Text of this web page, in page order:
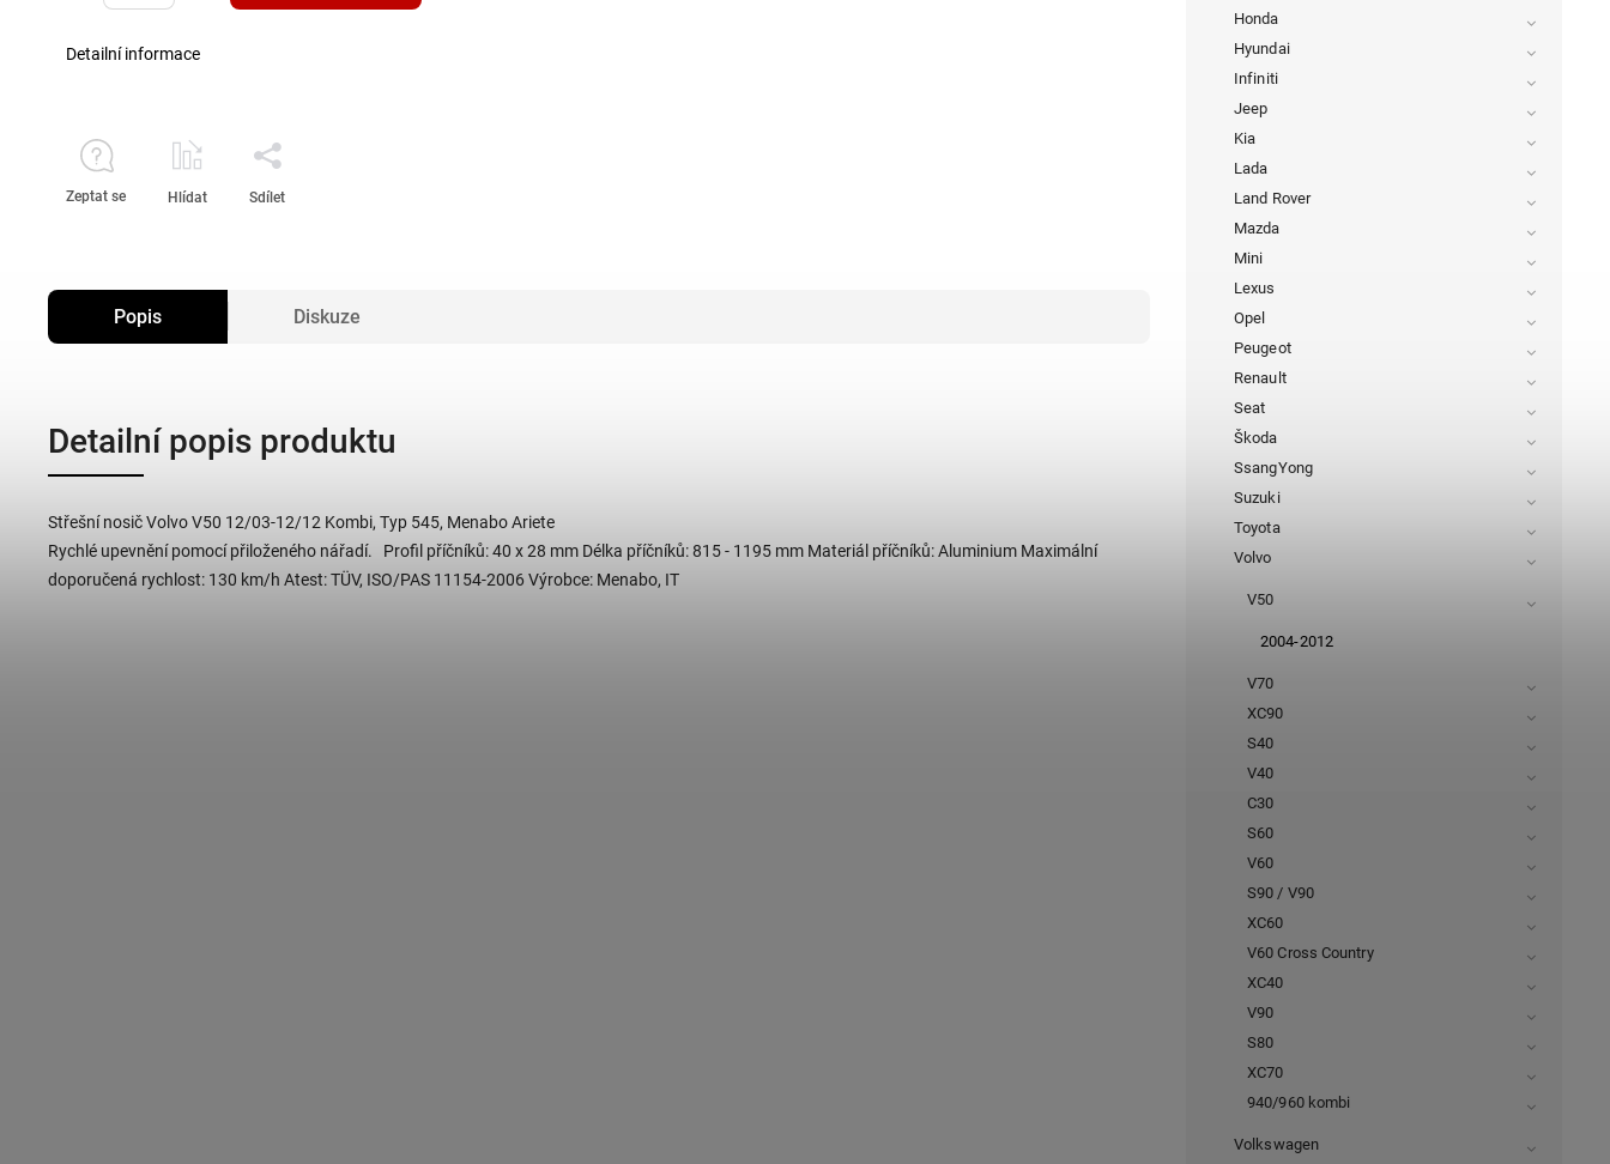
Honda
Hyundai
Infiniti
Jeep
Kia
Lada
Land Rover
Mazda
Mini
Lexus
Opel
Peugeot
Renault
Seat
Škoda
SsangYong
Suzuki
Toyota
Volvo
V50
2004-2012
V70
XC90
S40
V40
C30
S60
V60
S90 / V90
XC60
V60 Cross Country
XC40
V90
S80
XC70
940/960 kombi
Volkswagen
Detailní informace
Zeptat se Hlídat Sdílet
Popis Diskuze
Detailní popis produktu
Střešní nosič Volvo V50 12/03-12/12 Kombi, Typ 545, Menabo Ariete
Rychlé upevnění pomocí přiloženého nářadí. Profil příčníků: 40 x 28 mm Délka příčníků: 815 - 1195 mm Materiál příčníků: Aluminium Maximální
doporučená rychlost: 130 km/h Atest: TÜV, ISO/PAS 11154-2006 Výrobce: Menabo, IT